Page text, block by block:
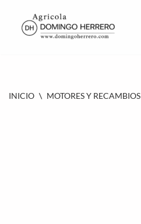
SALTAR
INICIO \ MOTORES Y RECAMBIOS